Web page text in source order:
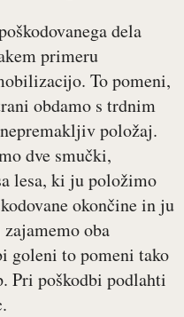
dela
primeru
To pomeni,
obdamo s trdnim
položaj.
dve smučki,
lesa, ki ju položimo
okončine in ju
oba
goleni to pomeni tako
Pri poškodbi podlahti